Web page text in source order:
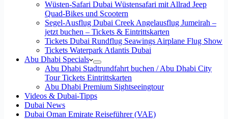
Wüsten-Safari Dubai Wüstensafari mit Allrad Jeep
Quad-Bikes und Scootern
Segel-Ausflug Dubai Creek Angelausflug Jumeirah –
jetzt buchen – Tickets & Eintrittskarten
Tickets Dubai Rundflug Seawings Airplane Flug Show
Tickets Waterpark Atlantis Dubai
Abu Dhabi Specials
Abu Dhabi Stadtrundfahrt buchen / Abu Dhabi City
Tour Tickets Eintrittskarten
Abu Dhabi Premium Sightseeingtour
Videos & Dubai-Tipps
Dubai News
Dubai Oman Emirate Reiseführer (VAE)